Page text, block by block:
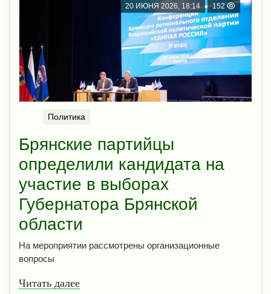
20 ИЮНЯ 2026, 18:14 152
Политика
Брянские партийцы
определили кандидата на
участие в выборах
Губернатора Брянской
области
На мероприятии рассмотрены организационные
вопросы
Читать далее